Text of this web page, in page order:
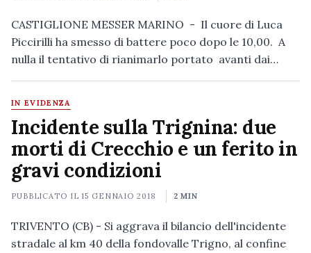
CASTIGLIONE MESSER MARINO - Il cuore di Luca
Piccirilli ha smesso di battere poco dopo le 10,00. A
nulla il tentativo di rianimarlo portato avanti dai…
IN EVIDENZA
Incidente sulla Trignina: due
morti di Crecchio e un ferito in
gravi condizioni
PUBBLICATO IL15 GENNAIO 2018 2 MIN
TRIVENTO (CB) - Si aggrava il bilancio dell'incidente
stradale al km 40 della fondovalle Trigno, al confine